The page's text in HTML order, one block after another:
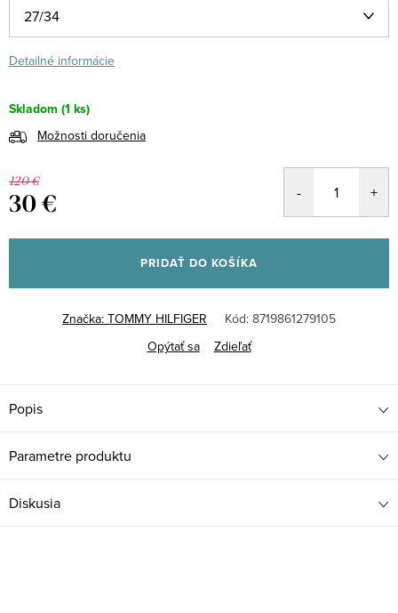
Detailné informácie
Skladom (1 ks)
Možnosti doručenia
120 €
30 €
cena:
PRIDAŤ DO KOŠÍKA
Značka: TOMMY HILFIGER Kód: 8719861279105
Opýtať sa
Zdieľať
Popis
Parametre produktu
Diskusia